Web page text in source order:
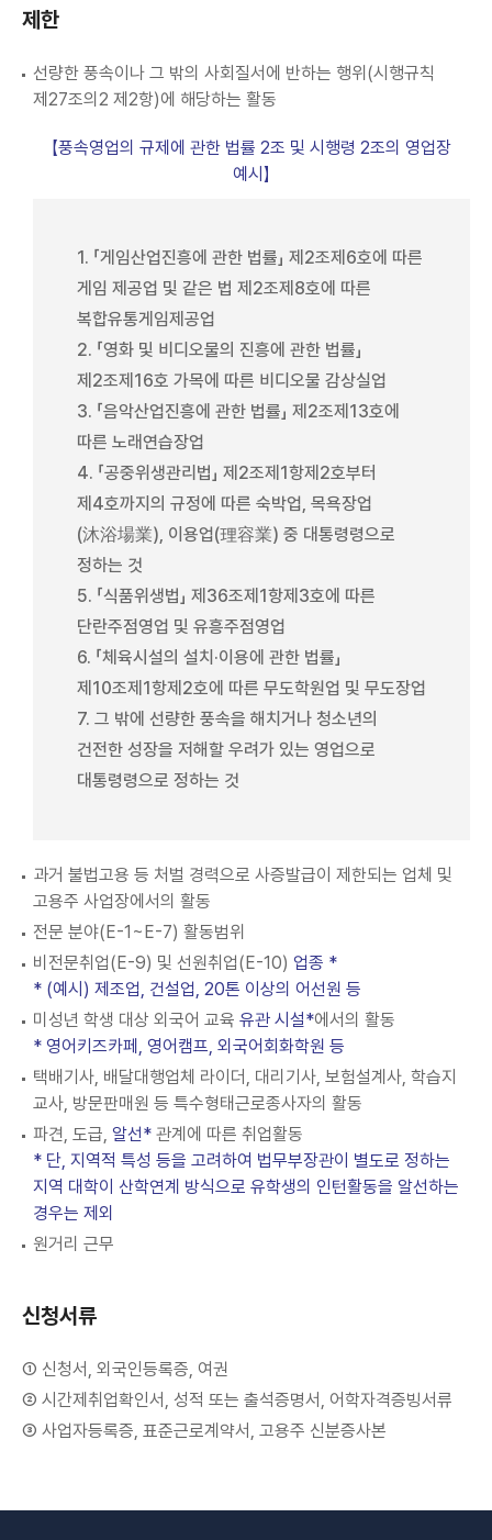
제한
선량한 풍속이나 그 밖의 사회질서에 반하는 행위(시행규칙
제27조의2 제2항)에 해당하는 활동
【풍속영업의 규제에 관한 법률 2조 및 시행령 2조의 영업장
예시】
1. 「게임산업진흥에 관한 법률」 제2조제6호에 따른
게임 제공업 및 같은 법 제2조제8호에 따른
복합유통게임제공업
2. 「영화 및 비디오물의 진흥에 관한 법률」
제2조제16호 가목에 따른 비디오물 감상실업
3. 「음악산업진흥에 관한 법률」 제2조제13호에
따른 노래연습장업
4. 「공중위생관리법」 제2조제1항제2호부터
제4호까지의 규정에 따른 숙박업, 목욕장업
(沐浴場業), 이용업(理容業) 중 대통령령으로
정하는 것
5. 「식품위생법」 제36조제1항제3호에 따른
단란주점영업 및 유흥주점영업
6. 「체육시설의 설치·이용에 관한 법률」
제10조제1항제2호에 따른 무도학원업 및 무도장업
7. 그 밖에 선량한 풍속을 해치거나 청소년의
건전한 성장을 저해할 우려가 있는 영업으로
대통령령으로 정하는 것
과거 불법고용 등 처벌 경력으로 사증발급이 제한되는 업체 및
고용주 사업장에서의 활동
전문 분야(E-1~E-7) 활동범위
비전문취업(E-9) 및 선원취업(E-10) 업종 *
* (예시) 제조업, 건설업, 20톤 이상의 어선원 등
미성년 학생 대상 외국어 교육 유관 시설*에서의 활동
* 영어키즈카페, 영어캠프, 외국어회화학원 등
택배기사, 배달대행업체 라이더, 대리기사, 보험설계사, 학습지
교사, 방문판매원 등 특수형태근로종사자의 활동
파견, 도급, 알선* 관계에 따른 취업활동
* 단, 지역적 특성 등을 고려하여 법무부장관이 별도로 정하는
지역 대학이 산학연계 방식으로 유학생의 인턴활동을 알선하는
경우는 제외
원거리 근무
신청서류
① 신청서, 외국인등록증, 여권
② 시간제취업확인서, 성적 또는 출석증명서, 어학자격증빙서류
③ 사업자등록증, 표준근로계약서, 고용주 신분증사본